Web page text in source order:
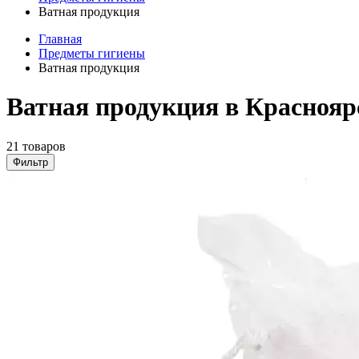
Ватная продукция
Главная
Предметы гигиены
Ватная продукция
Ватная продукция в
21 товаров
Фильтр